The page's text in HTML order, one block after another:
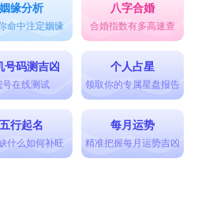
姻缘分析
命中注定姻缘
八字合婚
合婚指数有多高速查
号码测吉凶
号在线测试
个人占星
领取你的专属星盘报告
五行起名
什么如何补旺
每月运势
精准把握每月运势吉凶